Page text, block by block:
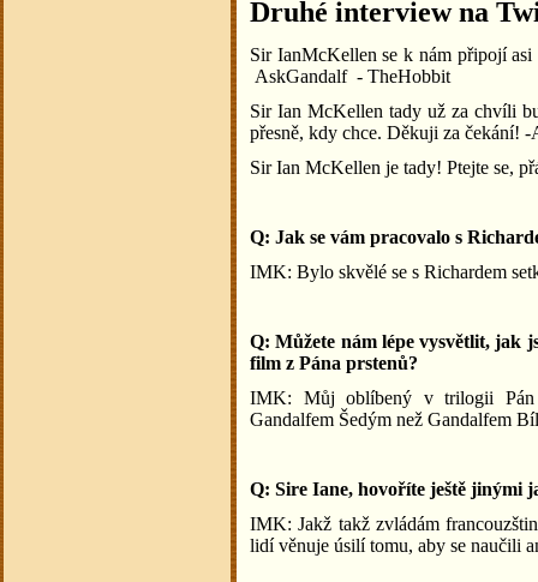
Druhé interview na
Sir IanMcKellen se k nám připojí
AskGandalf - TheHobbit
Sir Ian McKellen tady už za chvíli
přesně, kdy chce. Děkuji za čekání!
Sir Ian McKellen je tady! Ptejte se,
Q: Jak se vám pracovalo s
IMK: Bylo skvělé se s Richardem
Q: Můžete nám lépe vysvětlit, jak
film z Pána prstenů?
IMK: Můj oblíbený v trilogii Pán
Gandalfem Šedým než Gandalfem
Q: Sire Iane, hovoříte ještě jinými
IMK: Jakž takž zvládám
lidí věnuje úsilí tomu, aby se naučili